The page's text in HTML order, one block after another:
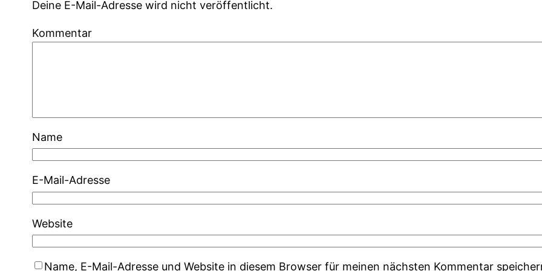
Deine E-Mail-Adresse wird nicht veröffentlicht.
Kommentar
Name
E-Mail-Adresse
Website
Name, E-Mail-Adresse und Website in diesem Browser für meinen nächsten Kommentar